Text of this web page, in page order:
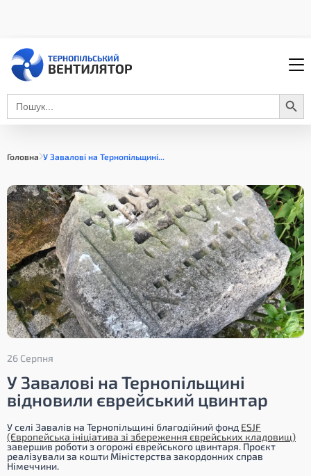
Search
for:
Search Button
Головна У Завалові на Тернопільщині...
26 Серпня
У Завалові на Тернопільщині
відновили єврейський цвинтар
У селі Завалів на Тернопільщині благодійний фонд ESJF
(Європейська ініціатива зі збереження єврейських кладовищ)
завершив роботи з огорожі єврейського цвинтаря. Проєкт
реалізували за кошти Міністерства закордонних справ
Німеччини.